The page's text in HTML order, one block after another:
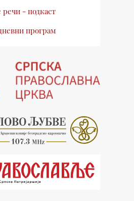
- подкаст
програм
памћења
молитве
из Цркве
у Цркви
предавања и трибине